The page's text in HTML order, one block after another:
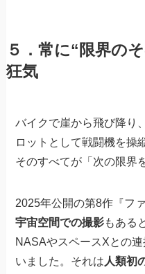
５．常に“限界の
狂気
バイクで崖から飛び降り
ロットとして戦闘機を操
そのすべてが「次の限界
2025年公開の第8作『フ
宇宙空間での撮影もある
NASAやスペースXとの
いました。それは 人類初